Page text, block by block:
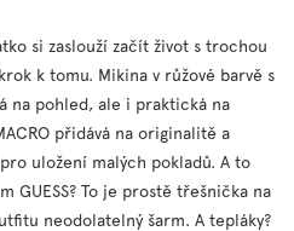
si zaslouží začít život s trochou
k tomu. Mikina v růžové barvě s
na pohled, ale i praktická na
přidává na originalitě a
uložení malých pokladů. A to
GUESS? To je prostě třešnička na
neodolatelný šarm. A tepláky?